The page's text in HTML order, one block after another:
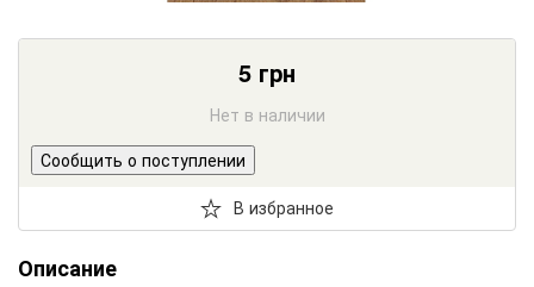
5 грн
Нет в наличии
Сообщить о поступлении
В избранное
Описание